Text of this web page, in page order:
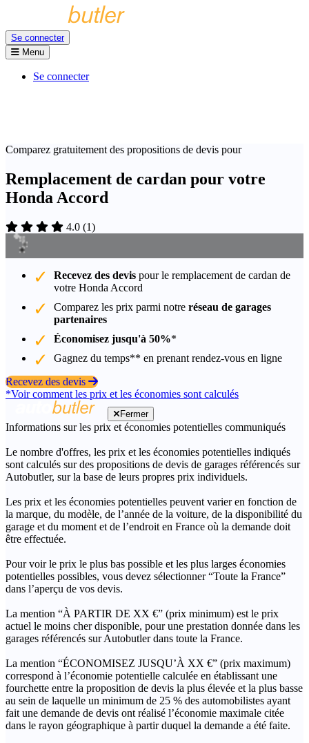
Se connecter
Menu
Se connecter
Comparez gratuitement des propositions de devis pour
Remplacement de cardan pour votre
Honda Accord
4.0 (1)
Recevez des devis pour le remplacement de cardan de
votre Honda Accord
Comparez les prix parmi notre réseau de garages
partenaires
Économisez jusqu'à 50%*
Gagnez du temps** en prenant rendez-vous en ligne
Recevez des devis
*Voir comment les prix et les économies sont calculés
Fermer
Informations sur les prix et économies potentielles communiqués
Le nombre d'offres, les prix et les économies potentielles indiqués
sont calculés sur des propositions de devis de garages référencés sur
Autobutler, sur la base de leurs propres prix individuels.
Les prix et les économies potentielles peuvent varier en fonction de
la marque, du modèle, de l’année de la voiture, de la disponibilité du
garage et du moment et de l’endroit en France où la demande doit
être effectuée.
Pour voir le prix le plus bas possible et les plus larges économies
potentielles possibles, vous devez sélectionner “Toute la France”
dans l’aperçu de vos devis.
La mention “À PARTIR DE XX €” (prix minimum) est le prix
actuel le moins cher disponible, pour une prestation donnée dans les
garages référencés sur Autobutler dans toute la France.
La mention “ÉCONOMISEZ JUSQU’À XX €” (prix maximum)
correspond à l’économie potentielle calculée en établissant une
fourchette entre la proposition de devis la plus élevée et la plus basse
au sein de laquelle un minimum de 25 % des automobilistes ayant
fait une demande de devis ont réalisé l’économie maximale citée
dans le rayon géographique à partir duquel la demande a été faite.